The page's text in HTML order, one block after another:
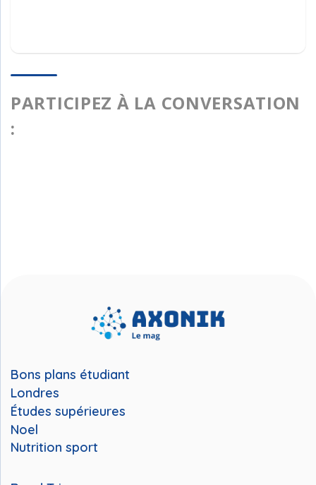
PARTICIPEZ À LA CONVERSATION
:
Bons plans étudiant
Londres
Études supérieures
Noel
Nutrition sport